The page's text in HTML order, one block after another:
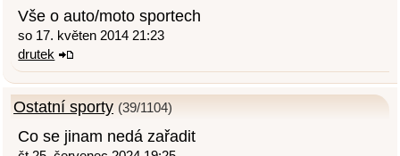
Vše o auto/moto sportech
so 17. květen 2014 21:23
drutek
Ostatní sporty (39/1104)
Co se jinam nedá zařadit